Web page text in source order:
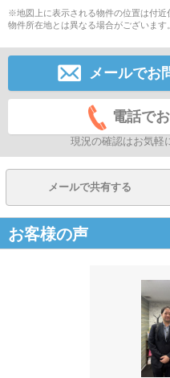
※地図上に表示される物件の位置は付
物件所在地とは異なる場合がございます。
メールでお
電話で
現況の確認はお気軽
メールで共有する
お客様の声